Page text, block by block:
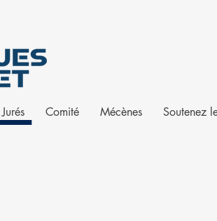
Jurés Comité Mécènes Soutenez